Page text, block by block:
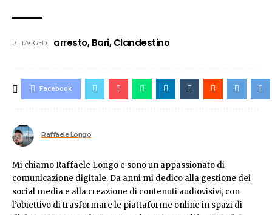
TAGGED: arresto,Bari,Clandestino
Facebook
Raffaele Longo
Mi chiamo Raffaele Longo e sono un appassionato di
comunicazione digitale. Da anni mi dedico alla gestione dei
social media e alla creazione di contenuti audiovisivi, con
l’obiettivo di trasformare le piattaforme online in spazi di